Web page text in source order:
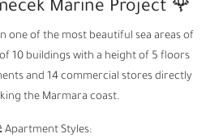
Marine Project 🌹
one of the most beautiful sea areas of
10 buildings with a height of 5 floors
and 14 commercial stores directly
the Marmara coast.
Styles: